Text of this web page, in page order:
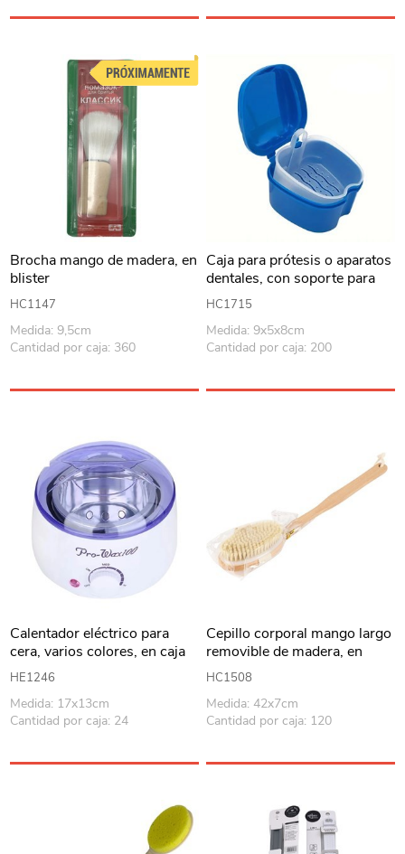
Brocha mango de madera, en
blister
HC1147
Medida: 9,5cm
Cantidad por caja: 360
Caja para prótesis o aparatos
dentales, con soporte para
escurrir, en bolsa varios
colores
HC1715
Medida: 9x5x8cm
Cantidad por caja: 200
Calentador eléctrico para
cera, varios colores, en caja
HE1246
Medida: 17x13cm
Cantidad por caja: 24
Cepillo corporal mango largo
removible de madera, en
bolsa
HC1508
Medida: 42x7cm
Cantidad por caja: 120